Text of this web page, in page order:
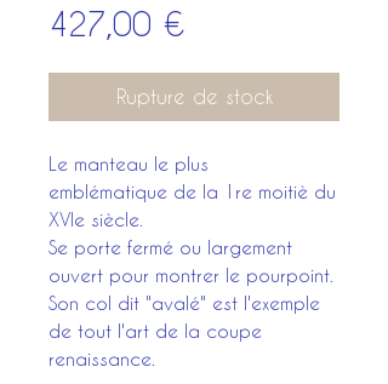
427,00 €
Rupture de stock
Le manteau le plus
emblématique de la 1re moitiè du
XVIe siècle.
Se porte fermé ou largement
ouvert pour montrer le pourpoint.
Son col dit "avalé" est l'exemple
de tout l'art de la coupe
renaissance.